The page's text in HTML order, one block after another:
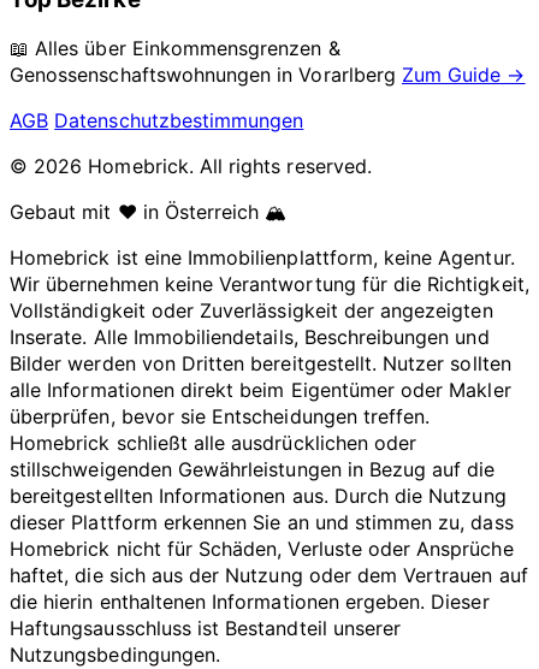
📖 Alles über Einkommensgrenzen &
Genossenschaftswohnungen inVorarlberg Zum Guide →
AGB Datenschutzbestimmungen
© 2026 Homebrick. All rights reserved.
Gebaut mit ❤️ in Österreich 🏔️
Homebrick ist eine Immobilienplattform, keine Agentur.
Wir übernehmen keine Verantwortung für die Richtigkeit,
Vollständigkeit oder Zuverlässigkeit der angezeigten
Inserate. Alle Immobiliendetails, Beschreibungen und
Bilder werden von Dritten bereitgestellt. Nutzer sollten
alle Informationen direkt beim Eigentümer oder Makler
überprüfen, bevor sie Entscheidungen treffen.
Homebrick schließt alle ausdrücklichen oder
stillschweigenden Gewährleistungen in Bezug auf die
bereitgestellten Informationen aus. Durch die Nutzung
dieser Plattform erkennen Sie an und stimmen zu, dass
Homebrick nicht für Schäden, Verluste oder Ansprüche
haftet, die sich aus der Nutzung oder dem Vertrauen auf
die hierin enthaltenen Informationen ergeben. Dieser
Haftungsausschluss ist Bestandteil unserer
Nutzungsbedingungen.